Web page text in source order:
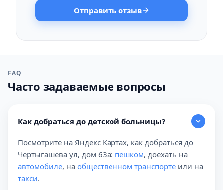
Отправить отзыв
FAQ
Часто задаваемые вопросы
Как добраться до детской больницы?
Посмотрите на Яндекс Картах, как добраться до
Чертыгашева ул, дом 63а: пешком, доехать на
автомобиле, на общественном транспорте или на
такси.